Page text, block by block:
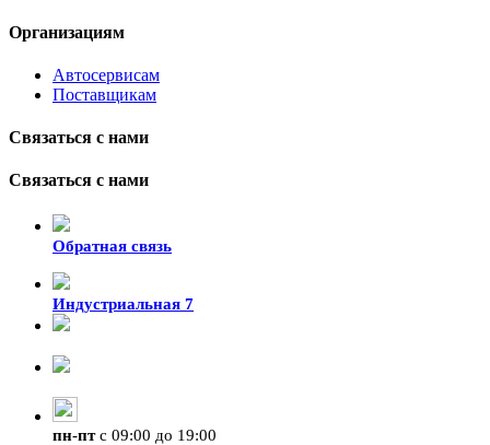
Организациям
Автосервисам
Поставщикам
Связаться с нами
Связаться с нами
Обратная связь
Индустриальная 7
пн-птс 09:00 до 19:00